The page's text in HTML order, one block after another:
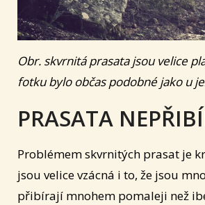
Obr. skvrnitá prasata jsou velice
fotku bylo občas podobné jako u
PRASATA
Problémem skvrnitých prasat je
jsou velice vzácná i to, že jsou
přibírají mnohem pomaleji než